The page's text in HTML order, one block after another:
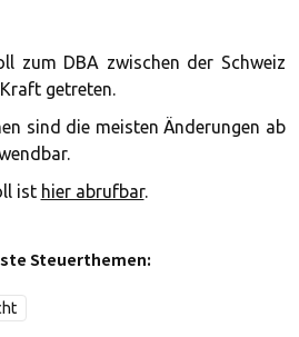
zum DBA zwischen der Schweiz
getreten.
sind die meisten Änderungen ab
ist hier abrufbar.
Steuerthemen: